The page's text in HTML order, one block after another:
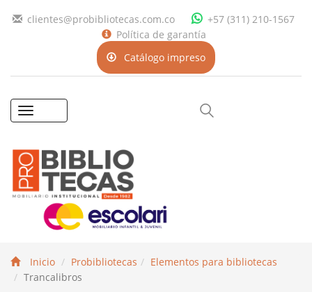
clientes@probibliotecas.com.co
+57 (311) 210-1567
Política de garantía
Catálogo impreso
Inicio Probibliotecas
Elementos para bibliotecas
Trancalibros